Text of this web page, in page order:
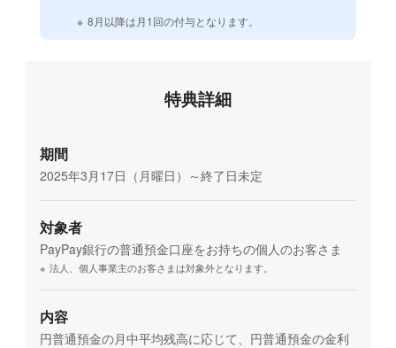
※ 8月以降は月1回の付与となります。
特典詳細
期間
2025年3月17日（月曜日）～終了日未定
対象者
PayPay銀行の普通預金口座をお持ちの個人のお客さま
※ 法人、個人事業主のお客さまは対象外となります。
内容
円普通預金の月中平均残高に応じて、円普通預金の金利